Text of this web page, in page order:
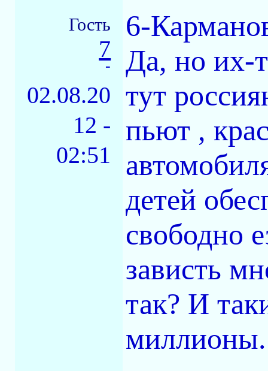
Гость
7
-
02.08.20
12 -
02:51
6-
Да, но их-
тут
пьют ,
детей
свободно
зависть
так? И
миллионы.